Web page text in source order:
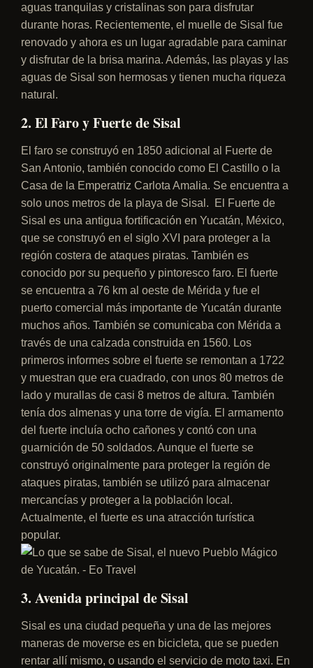
aguas tranquilas y cristalinas son para disfrutar
durante horas. Recientemente, el muelle de Sisal fue
renovado y ahora es un lugar agradable para caminar
y disfrutar de la brisa marina. Además, las playas y las
aguas de Sisal son hermosas y tienen mucha riqueza
natural.
2. El Faro y Fuerte de Sisal
El faro se construyó en 1850 adicional al Fuerte de
San Antonio, también conocido como El Castillo o la
Casa de la Emperatriz Carlota Amalia. Se encuentra a
solo unos metros de la playa de Sisal.
El Fuerte de
Sisal es una antigua fortificación en Yucatán, México,
que se construyó en el siglo XVI para proteger a la
región costera de ataques piratas. También es
conocido por su pequeño y pintoresco faro. El fuerte
se encuentra a 76 km al oeste de Mérida y fue el
puerto comercial más importante de Yucatán durante
muchos años. También se comunicaba con Mérida a
través de una calzada construida en 1560. Los
primeros informes sobre el fuerte se remontan a 1722
y muestran que era cuadrado, con unos 80 metros de
lado y murallas de casi 8 metros de altura. También
tenía dos almenas y una torre de vigía. El armamento
del fuerte incluía ocho cañones y contó con una
guarnición de 50 soldados. Aunque el fuerte se
construyó originalmente para proteger la región de
ataques piratas, también se utilizó para almacenar
mercancías y proteger a la población local.
Actualmente, el fuerte es una atracción turística
popular.
3. Avenida principal de Sisal
Sisal es una ciudad pequeña y una de las mejores
maneras de moverse es en bicicleta, que se pueden
rentar allí mismo, o usando el servicio de moto taxi. En